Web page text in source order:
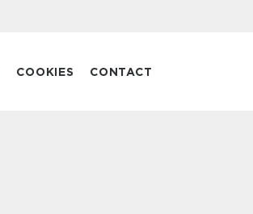
COOKIES CONTACT